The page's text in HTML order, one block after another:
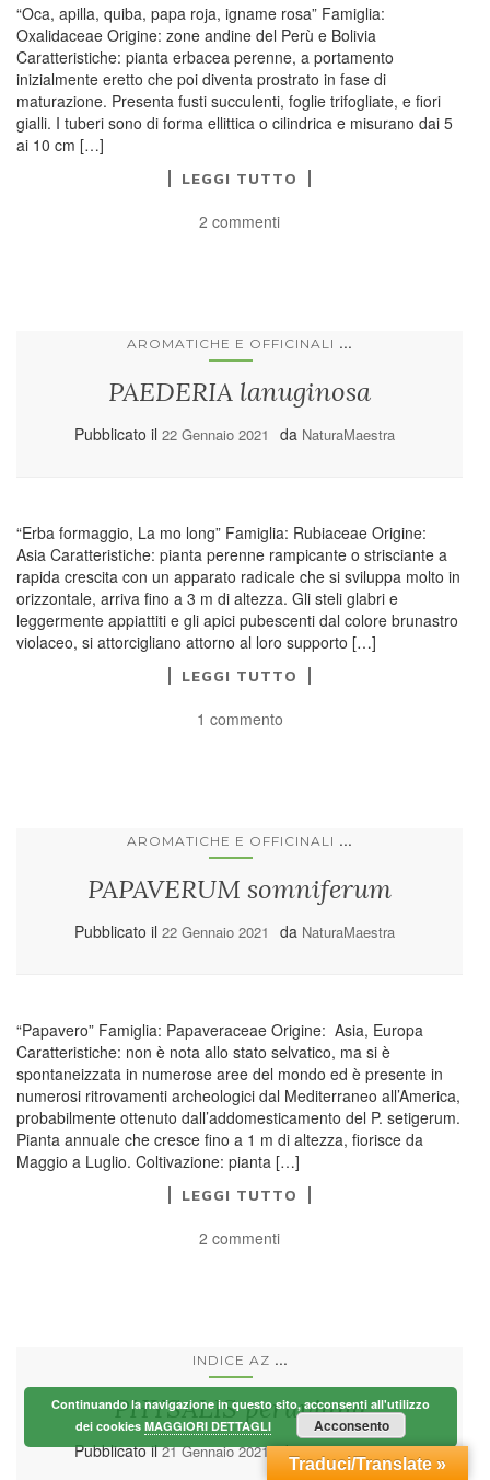
“Oca, apilla, quiba, papa roja, igname rosa” Famiglia:
Oxalidaceae Origine: zone andine del Perù e Bolivia
Caratteristiche: pianta erbacea perenne, a portamento
inizialmente eretto che poi diventa prostrato in fase di
maturazione. Presenta fusti succulenti, foglie trifogliate, e fiori
gialli. I tuberi sono di forma ellittica o cilindrica e misurano dai 5
ai 10 cm […]
LEGGI TUTTO
2 commenti
AROMATICHE E OFFICINALI ...
PAEDERIA lanuginosa
Pubblicato il 22 Gennaio 2021 da NaturaMaestra
“Erba formaggio, La mo long” Famiglia: Rubiaceae Origine:
Asia Caratteristiche: pianta perenne rampicante o strisciante a
rapida crescita con un apparato radicale che si sviluppa molto in
orizzontale, arriva fino a 3 m di altezza. Gli steli glabri e
leggermente appiattiti e gli apici pubescenti dal colore brunastro
violaceo, si attorcigliano attorno al loro supporto […]
LEGGI TUTTO
1 commento
AROMATICHE E OFFICINALI ...
PAPAVERUM somniferum
Pubblicato il 22 Gennaio 2021 da NaturaMaestra
“Papavero” Famiglia: Papaveraceae Origine: Asia, Europa
Caratteristiche: non è nota allo stato selvatico, ma si è
spontaneizzata in numerose aree del mondo ed è presente in
numerosi ritrovamenti archeologici dal Mediterraneo all’America,
probabilmente ottenuto dall’addomesticamento del P. setigerum.
Pianta annuale che cresce fino a 1 m di altezza, fiorisce da
Maggio a Luglio. Coltivazione: pianta […]
LEGGI TUTTO
2 commenti
INDICE AZ ...
PHYSALIS peruviana
Pubblicato il21 Gennaio 2021 daNaturaMaestra
Traduci/Translate »
Continuando la navigazione in questo sito, acconsenti all'utilizzo
dei cookiesMAGGIORI DETTAGLI Acconsento